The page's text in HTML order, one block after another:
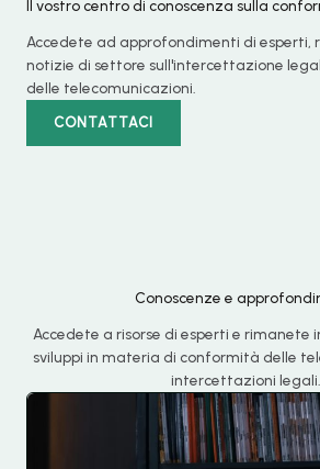
Il vostro centro di conoscenza sulla
Accedete ad approfondimenti di esperti,
notizie di settore sull'intercettazione
delle telecomunicazioni.
CONTATTACI
Conoscenze e
Accedete a risorse di esperti e rimanete
sviluppi in materia di conformità delle
intercettazioni legali.